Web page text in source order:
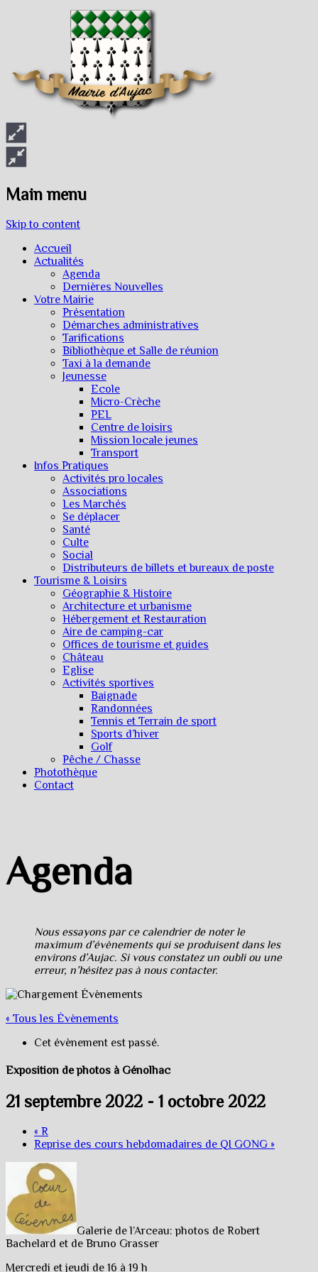
Main menu
Skip to content
Accueil
Actualités
Agenda
Dernières Nouvelles
Votre Mairie
Présentation
Démarches administratives
Tarifications
Bibliothèque et Salle de réunion
Taxi à la demande
Jeunesse
Ecole
Micro-Crèche
PEL
Centre de loisirs
Mission locale jeunes
Transport
Infos Pratiques
Activités pro locales
Associations
Les Marchés
Se déplacer
Santé
Culte
Social
Distributeurs de billets et bureaux de poste
Tourisme & Loisirs
Géographie & Histoire
Architecture et urbanisme
Hébergement et Restauration
Aire de camping-car
Offices de tourisme et guides
Château
Eglise
Activités sportives
Baignade
Randonnées
Tennis et Terrain de sport
Sports d’hiver
Golf
Pêche / Chasse
Photothèque
Contact
Agenda
Nous essayons par ce calendrier de noter le
maximum d’évènements qui se produisent dans les
environs d’Aujac. Si vous constatez un oubli ou une
erreur, n’hésitez pas à nous contacter.
« Tous les Évènements
Cet évènement est passé.
Exposition de photos à Génolhac
21 septembre 2022 - 1 octobre 2022
« R
Reprise des cours hebdomadaires de QI GONG »
Galerie de l’Arceau: photos de Robert
Bachelard et de Bruno Grasser
Mercredi et jeudi de 16 à 19 h